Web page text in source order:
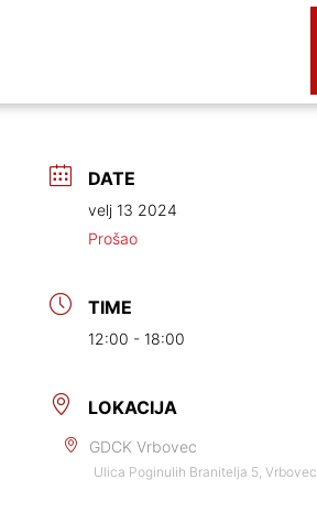
DATE
velj 13 2024
Prošao
TIME
12:00 - 18:00
LOKACIJA
GDCK Vrbovec
Ulica Poginulih Branitelja 5, Vrbovec